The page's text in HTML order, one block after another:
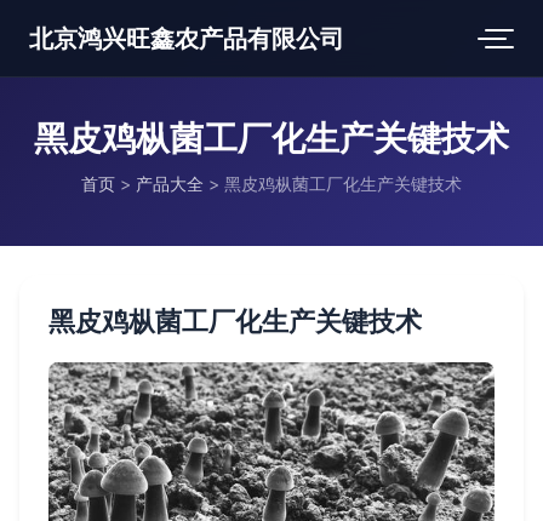
北京鸿兴旺鑫农产品有限公司
黑皮鸡枞菌工厂化生产关键技术
首页 > 产品大全 > 黑皮鸡枞菌工厂化生产关键技术
黑皮鸡枞菌工厂化生产关键技术